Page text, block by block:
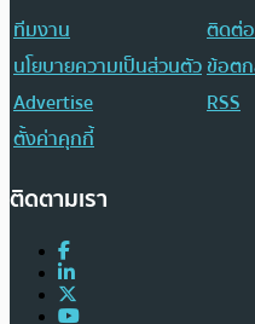
ทีมงาน
ติดต่อ
นโยบายความเป็นส่วนตัวข้อตก
Advertise
RSS
ตั้งค่าคุกกี้
ติดตามเรา